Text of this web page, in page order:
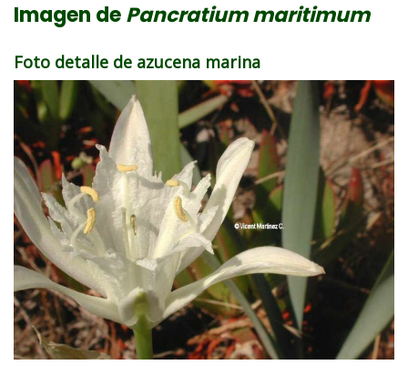
Imagen dePancratium maritimum
Foto detalle de azucena marina